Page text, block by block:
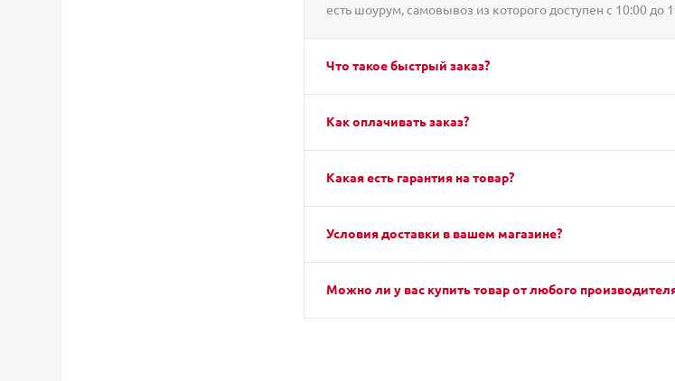
есть шоурум, самовывоз из которого доступен с 10:00 до
Что такое быстрый заказ?
Как оплачивать заказ?
Какая есть гарантия на товар?
Условия доставки в вашем магазине?
Можно ли у вас купить товар от любого